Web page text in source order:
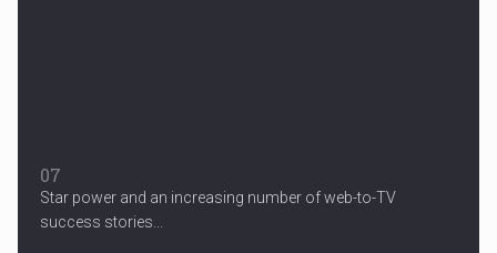
07
Star power and an increasing number of web-to-TV
success stories...